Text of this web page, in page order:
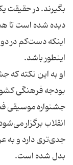
بگیرند. در
دیده شده است تا
اینکه دست‌کم در دو
او به این نکته
بودجه فرهنگی
جشنواره موسیقی
انقلاب برگزار
جدی‌تری دارد و به